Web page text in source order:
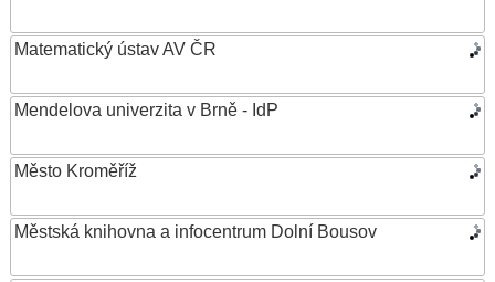
Matematický ústav AV ČR
Mendelova univerzita v Brně - IdP
Město Kroměříž
Městská knihovna a infocentrum Dolní Bousov